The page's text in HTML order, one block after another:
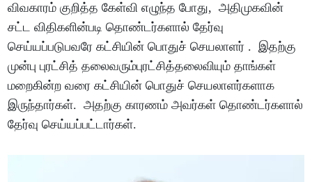
விவகாரம் குறித்த கேள்வி எழுந்த போது, அதிமுகவின்
சட்ட விதிகளின்படி தொண்டர்களால் தேர்வு
செய்யப்படுபவரே கட்சியின் பொதுச் செயலாளர் . இதற்கு
முன்பு புரட்சித் தலைவரும்புரட்சித்தலைவியும் தாங்கள்
மறைகின்ற வரை கட்சியின் பொதுச் செயலாளர்களாக
இருந்தார்கள். அதற்கு காரணம் அவர்கள் தொண்டர்களால்
தேர்வு செய்யப்பட்டார்கள்.